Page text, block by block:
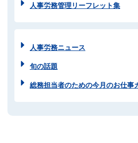
人事労務管理リーフレット集
人事労務ニュース
旬の話題
総務担当者のための今月のお仕事